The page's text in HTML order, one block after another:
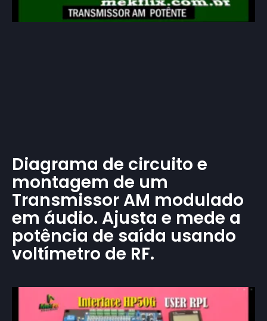
Diagrama de circuito e
montagem de um
Transmissor AM modulado
em áudio. Ajusta e mede a
potência de saída usando
voltímetro de RF.